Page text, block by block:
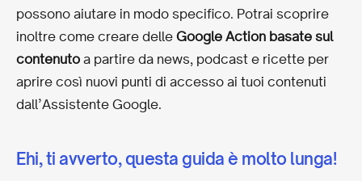
possono aiutare in modo specifico. Potrai scoprire
inoltre come creare delle Google Action basate sul
contenuto a partire da news, podcast e ricette per
aprire così nuovi punti di accesso ai tuoi contenuti
dall’Assistente Google.
Ehi, ti avverto, questa guida è molto lunga!